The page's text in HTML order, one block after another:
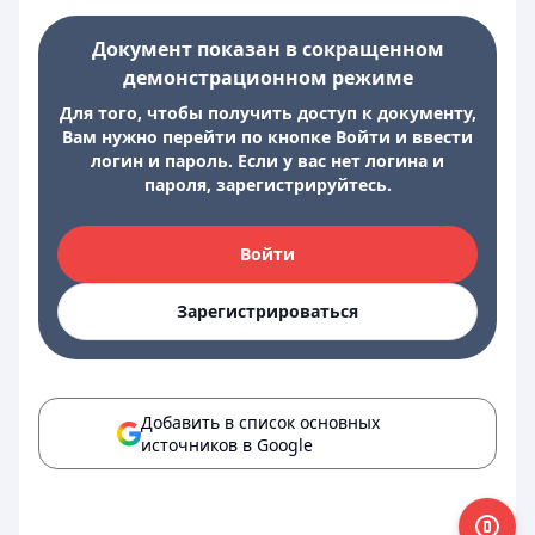
Документ показан в сокращенном
демонстрационном режиме
Для того, чтобы получить доступ к документу,
Вам нужно перейти по кнопке Войти и ввести
логин и пароль. Если у вас нет логина и
пароля, зарегистрируйтесь.
Войти
Зарегистрироваться
Добавить в список основных
источников в Google